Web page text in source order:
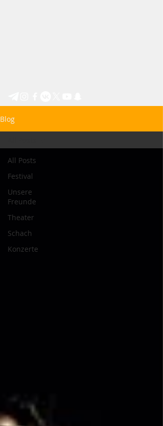
Blog
All Posts
Festival
Unsere
Freunde
Theater
Schach
Konzerte